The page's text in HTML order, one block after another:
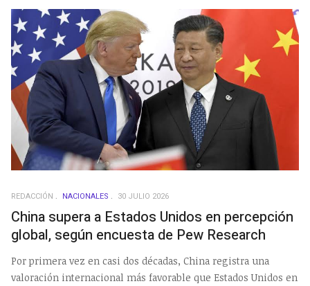
REDACCIÓN NACIONALES 30 JULIO 2026
China supera a Estados Unidos en percepción
global, según encuesta de Pew Research
Por primera vez en casi dos décadas, China registra una
valoración internacional más favorable que Estados Unidos en